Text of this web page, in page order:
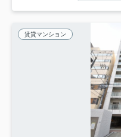
賃貸マンション